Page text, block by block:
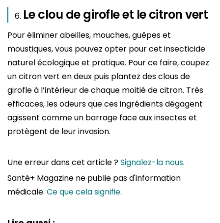
Le clou de girofle et le citron vert
Pour éliminer abeilles, mouches, guêpes et
moustiques, vous pouvez opter pour cet insecticide
naturel écologique et pratique. Pour ce faire, coupez
un citron vert en deux puis plantez des clous de
girofle à l’intérieur de chaque moitié de citron. Très
efficaces, les odeurs que ces ingrédients dégagent
agissent comme un barrage face aux insectes et
protègent de leur invasion.
Une erreur dans cet article ?Signalez-la nous.
Santé+ Magazine ne publie pas d'information
médicale. Ce que cela signifie.